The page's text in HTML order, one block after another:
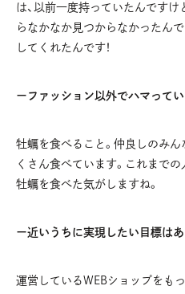
は、以前一度持っていたんです
らなかなか見つからなかったん
してくれたんです！
ーファッション以外でハマってい
牡蠣を食べること。仲良しのみ
くさん食べています。これまで
牡蠣を食べた気がしますね。
ー近いうちに実現したい目標はあ
運営しているWEBショップをも